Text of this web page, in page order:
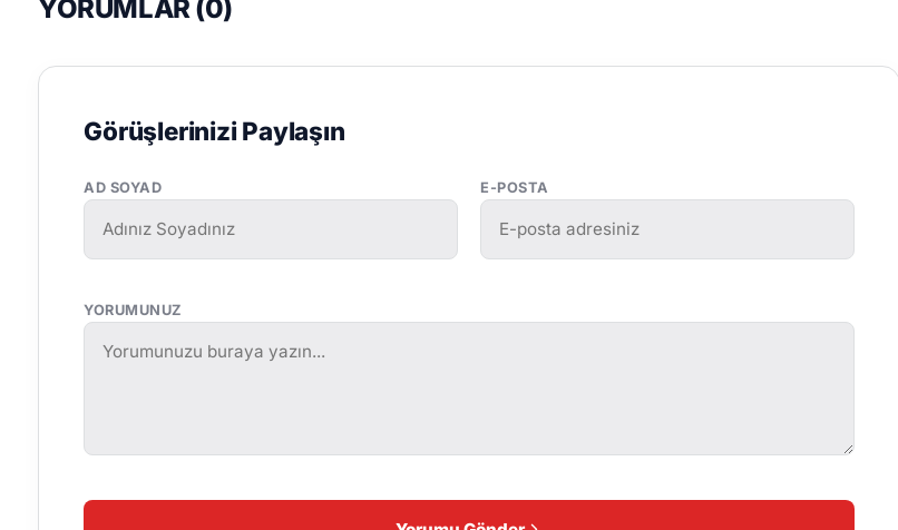
YORUMLAR (0)
Görüşlerinizi Paylaşın
AD SOYAD E-POSTA
YORUMUNUZ